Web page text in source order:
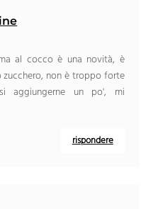
al cocco è una novità, è
non è troppo forte
aggiungerne un po', mi
rispondere